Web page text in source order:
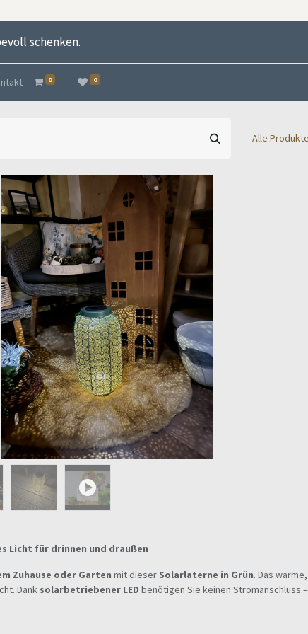
schenken.
0 0
Alle Produkte
Licht für drinnen und draußen
Zuhause oder Garten mit dieser Solarlaterne in Grün. Das
Dank solarbetriebener LED benötigen Sie keinen Stromanschluss